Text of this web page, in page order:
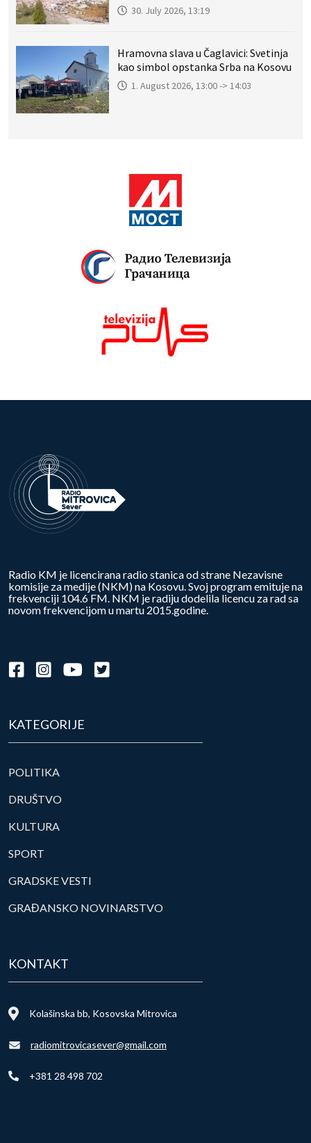
30. July 2026, 13:19
Hramovna slava u Čaglavici: Svetinja
kao simbol opstanka Srba na Kosovu
1. August 2026, 13:00 -> 14:03
Radio KM je licencirana radio stanica od strane Nezavisne
komisije za medije (NKM) na Kosovu. Svoj program emituje na
frekvenciji 104.6 FM. NKM je radiju dodelila licencu za rad sa
novom frekvencijom u martu 2015.godine.
KATEGORIJE
POLITIKA
DRUŠTVO
KULTURA
SPORT
GRADSKE VESTI
GRAĐANSKO NOVINARSTVO
KONTAKT
Kolašinska bb, Kosovska Mitrovica
radiomitrovicasever@gmail.com
+381 28 498 702